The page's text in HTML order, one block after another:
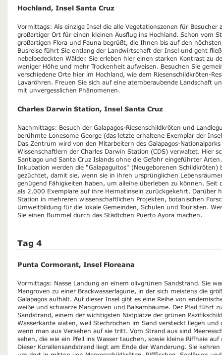
Hochland, Insel Santa Cruz
Vormittags: Als einzige Insel die alle Vegetationszonen für Besucher
großartiger Ort für einen kleinen Ausflug ins Hochland. Schon vom
großartigen Flora und Fauna begrüßt, die Ihnen bis auf den
Busreise führt Sie entlang der Landwirtschaft der Insel und geht
nebelbedeckten Wälder. Sie erleben hier einen starken Kontrast zu
weniger Höhe und mehr Trockenheit aufweisen. Besuchen Sie
verschiedene Orte hier im Hochland, wie dem Riesenschildkröten-
Lavaröhren. Freuen Sie sich auf eine atemberaubende Landschaft
mit unvergesslichen Phänomenen.
Charles Darwin Station, Insel Santa Cruz
Nachmittags: Besuch der Galapagos-Riesenschildkröten und
berühmte Lonesome George (das letzte erhaltene Exemplar der
Das Zentrum wird von den Mitarbeitern des Galapagos-
Wissenschaftlern der Charles Darwin Station (CDS) verwaltet. Hier
Santiago und Santa Cruz Islands ohne die Gefahr eingeführter
Inkubation werden die "Galapaguitos" (Neugeborenen Schildkröten)
gezüchtet, damit sie, wenn sie in ihren ursprünglichen
genügend Fähigkeiten haben, um alleine überleben zu können. Seit
als 2.000 Exemplare auf ihre Heimatinseln zurückgekehrt. Darüber
Station in mehreren wissenschaftlichen Projekten, botanischen
Umweltbildung für die lokale Gemeinden, Schulen und Touristen.
Sie einen Bummel durch das Städtchen Puerto Ayora machen.
Tag 4
Punta Cormorant, Insel Floreana
Vormittags: Nasse Landung an einem olivgrünen Sandstrand. Sie
Mangroven zu einer Brackwasserlagune, in der sich meistens die
Galapagos aufhält. Auf dieser Insel gibt es eine Reihe von
weiße und schwarze Mangroven und Balsambäume. Der Pfad führt
Sandstrand, einem der wichtigsten Nistplätze der grünen
Wasserkante waten, weil Stechrochen im Sand versteckt liegen und
wenn man aus Versehen auf sie tritt. Vom Strand aus sind
sehen, die wie ein Pfeil ins Wasser tauchen, sowie kleine Riffhaie
Dieser Korallensandstrand liegt am Ende der Wanderung. Sie